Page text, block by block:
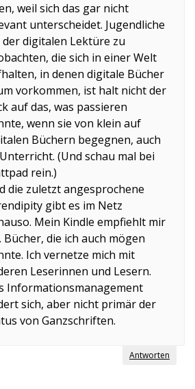
weil sich das gar nicht
unterscheidet. Jugendliche
der digitalen Lektüre zu
die sich in einer Welt
in denen digitale Bücher
vorkommen, ist halt nicht der
auf das, was passieren
wenn sie von klein auf
Büchern begegnen, auch
(Und schau mal bei
rein.)
die zuletzt angesprochene
gibt es im Netz
Mein Kindle empfiehlt mir
Bücher, die ich auch mögen
Ich vernetze mich mit
Leserinnen und Lesern.
Informationsmanagement
sich, aber nicht primär der
von Ganzschriften.
Antworten